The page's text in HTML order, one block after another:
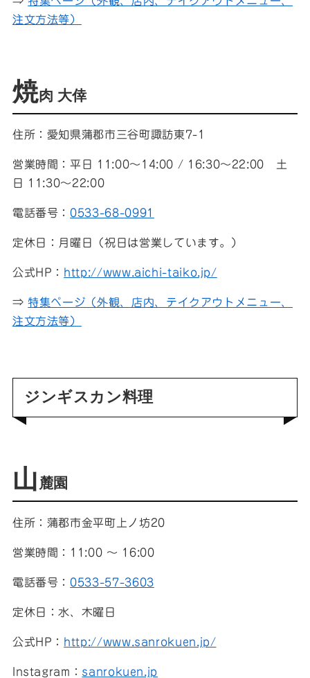
注文方法等）
焼肉 大倖
住所：愛知県蒲郡市三谷町諏訪東7-1
営業時間：平日 11:00〜14:00 / 16:30〜22:00 土
日 11:30〜22:00
電話番号：0533-68-0991
定休日：月曜日（祝日は営業しています。）
公式HP： http://www.aichi-taiko.jp/
⇒特集ページ（外観、店内、テイクアウトメニュー、
注文方法等）
ジンギスカン料理
山 麓園
住所：蒲郡市金平町上ノ坊20
営業時間：11:00 ～ 16:00
電話番号：0533-57-3603
定休日：水、木曜日
公式HP： http://www.sanrokuen.jp/
Instagram： sanrokuen.jp